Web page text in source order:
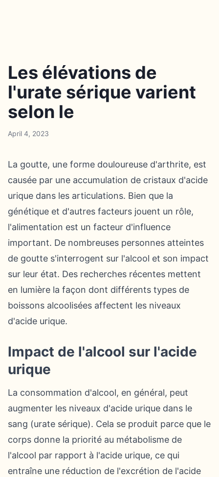
Les élévations de
l'urate sérique varient
selon le
April 4, 2023
La goutte, une forme douloureuse d'arthrite, est
causée par une accumulation de cristaux d'acide
urique dans les articulations. Bien que la
génétique et d'autres facteurs jouent un rôle,
l'alimentation est un facteur d'influence
important. De nombreuses personnes atteintes
de goutte s'interrogent sur l'alcool et son impact
sur leur état. Des recherches récentes mettent
en lumière la façon dont différents types de
boissons alcoolisées affectent les niveaux
d'acide urique.
Impact de l'alcool sur l'acide
urique
La consommation d'alcool, en général, peut
augmenter les niveaux d'acide urique dans le
sang (urate sérique). Cela se produit parce que le
corps donne la priorité au métabolisme de
l'alcool par rapport à l'acide urique, ce qui
entraîne une réduction de l'excrétion de l'acide